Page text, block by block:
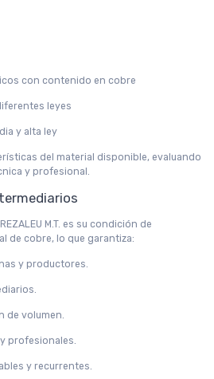
con contenido en cobre
leyes
y alta ley
del material disponible, evaluando
y profesional.
M.T. es su condición de
de cobre, lo que garantiza:
y productores.
de volumen.
profesionales.
y recurrentes.